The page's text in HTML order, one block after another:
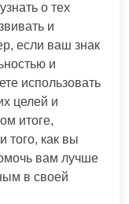
о тех
и
если ваш знак
и
использовать
целей и
итоге,
того, как вы
вам лучше
в своей